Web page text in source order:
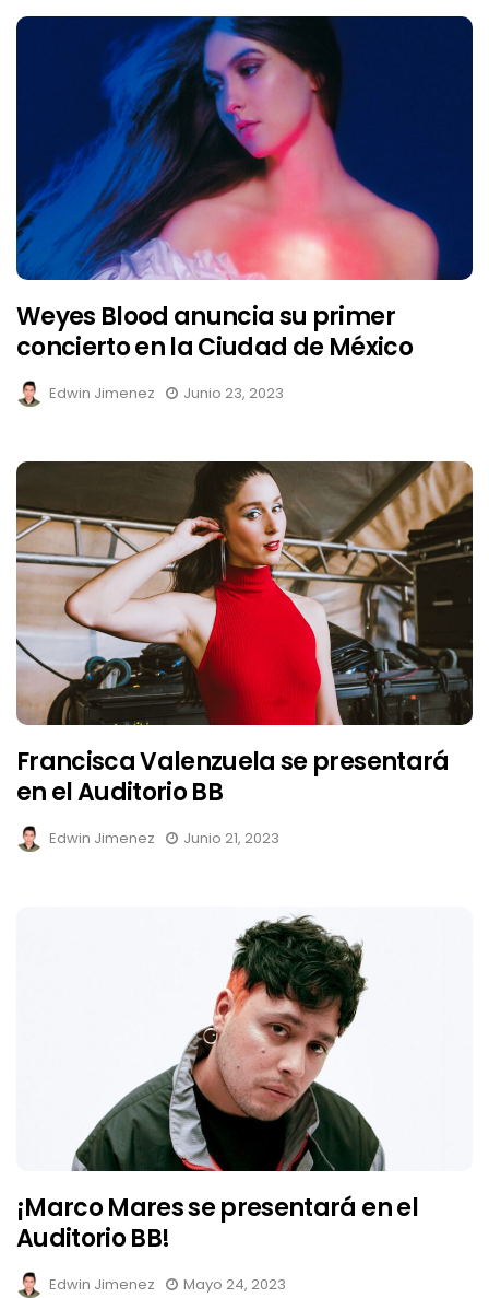
Weyes Blood anuncia su primer
concierto en la Ciudad de México
Edwin Jimenez Junio 23, 2023
Francisca Valenzuela se presentará
en el Auditorio BB
Edwin Jimenez Junio 21, 2023
¡Marco Mares se presentará en el
Auditorio BB!
Edwin Jimenez Mayo 24, 2023